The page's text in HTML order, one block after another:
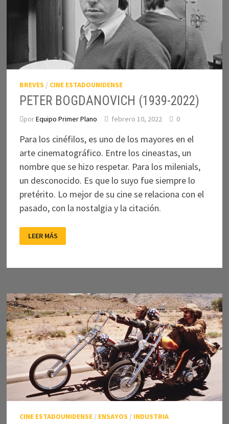
BREVES / CINE ESTADOUNIDENSE
PETER BOGDANOVICH (1939-2022)
porEquipo Primer Plano febrero 10, 2022 0
Para los cinéfilos, es uno de los mayores en el
arte cinematográfico. Entre los cineastas, un
nombre que se hizo respetar. Para los milenials,
un desconocido. Es que lo suyo fue siempre lo
pretérito. Lo mejor de su cine se relaciona con el
pasado, con la nostalgia y la citación.
BOGDANOVICH
(1939-
LEER MÁS
CINE ESTADOUNIDENSE/ ENSAYOS / INDUSTRIA